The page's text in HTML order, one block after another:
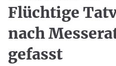
Flüchtige
nach
gefasst